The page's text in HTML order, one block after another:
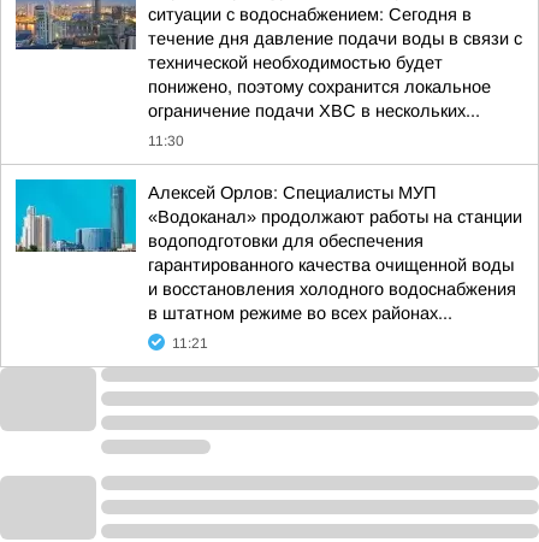
ситуации с водоснабжением: Сегодня в
течение дня давление подачи воды в связи с
технической необходимостью будет
понижено, поэтому сохранится локальное
ограничение подачи ХВС в нескольких...
11:30
Алексей Орлов: Специалисты МУП
«Водоканал» продолжают работы на станции
водоподготовки для обеспечения
гарантированного качества очищенной воды
и восстановления холодного водоснабжения
в штатном режиме во всех районах...
11:21